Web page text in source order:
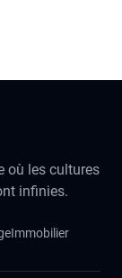
où les cultures
infinies.
Immobilier